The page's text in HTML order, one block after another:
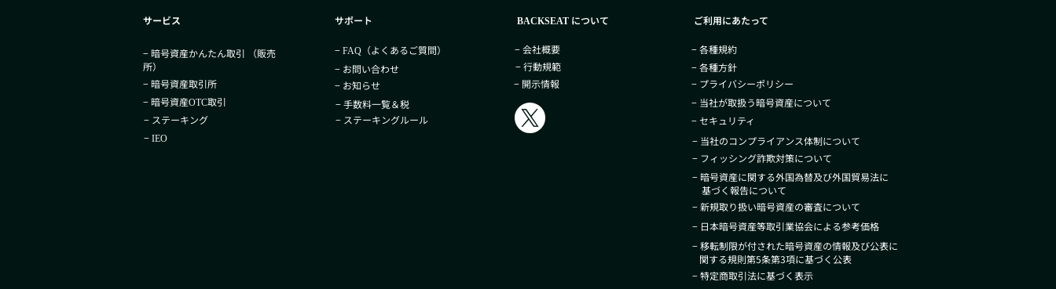
サービス
− 暗号資産かんたん取引​ （販売
所）
− 暗号資産取引所
− 暗号資産OTC取引
− ステーキング
− IEO
サポート
− FAQ （よくあるご質問）
− お問い合わせ
− お知らせ
− 手数料一覧＆税
− ステーキングルール
BACKSEAT について
− 会社概要
− 行動規範
− 開示情報
ご利用にあたって
− 各種規約
− 各種方針
− プライバシーポリシー
− 当社が取扱う暗号資産について
− セキュリティ
− 当社のコンプライアンス体制について
− フィッシング詐欺対策について
− 暗号資産に関する外国為替及び外国貿易法に
基づく報告について
− 新規取り扱い暗号資産の審査について
− 日本暗号資産等取引業協会による参考価格
− 移転制限が付された暗号資産の情報及び公表に
関する規則第5条第3項に基づく公表
− 特定商取引法に基づく表示